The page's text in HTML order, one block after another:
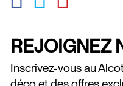
REJOIGNEZ
Inscrivez-vous au